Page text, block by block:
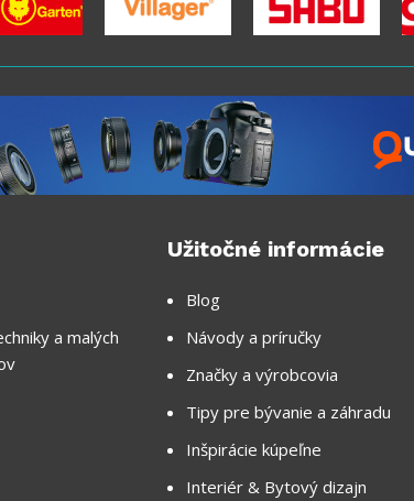
a malých
Užitočné informácie
Blog
Návody a príručky
Značky a výrobcovia
Tipy pre bývanie a záhradu
Inšpirácie kúpeľne
Interiér & Bytový dizajn